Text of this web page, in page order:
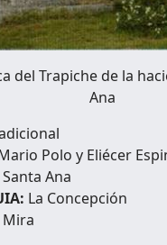
del Trapiche de la
Ana
Polo y Eliécer
Santa Ana
La Concepción
Mira